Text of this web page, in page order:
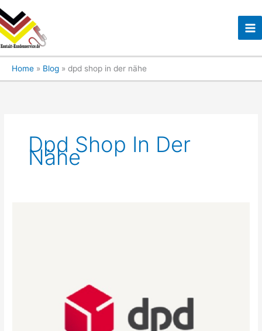
to
content
Home Blog dpd shop in der nähe
Dpd Shop In Der
Nähe